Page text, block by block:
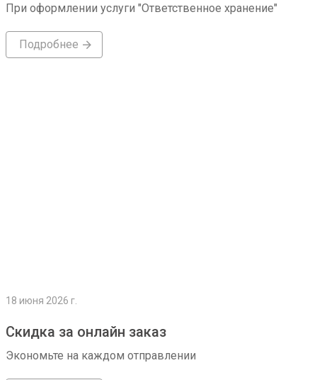
При оформлении услуги "Ответственное хранение"
Подробнее
18 июня 2026 г.
Скидка за онлайн заказ
Экономьте на каждом отправлении